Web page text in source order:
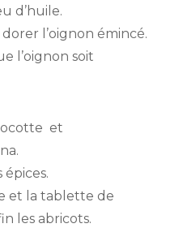
d’huile.
l’oignon émincé.
l’oignon soit
et
et la tablette de
les abricots.